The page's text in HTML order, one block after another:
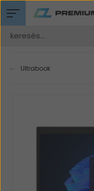
Ultrabook